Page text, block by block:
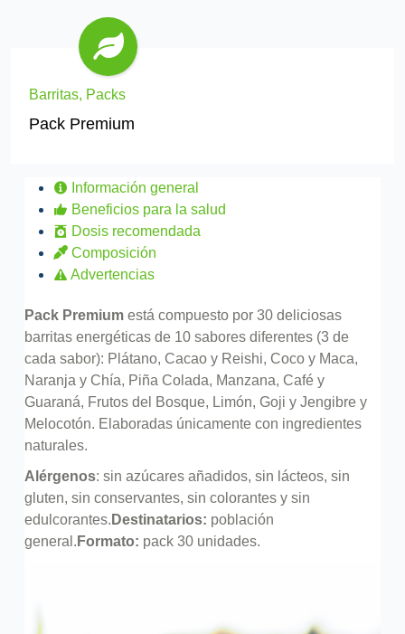
Barritas, Packs
Pack Premium
Información general
Beneficios para la salud
Dosis recomendada
Composición
Advertencias
Pack Premium está compuesto por 30 deliciosas
barritas energéticas de 10 sabores diferentes (3 de
cada sabor): Plátano, Cacao y Reishi, Coco y Maca,
Naranja y Chía, Piña Colada, Manzana, Café y
Guaraná, Frutos del Bosque, Limón, Goji y Jengibre y
Melocotón. Elaboradas únicamente con ingredientes
naturales.
Alérgenos: sin azúcares añadidos, sin lácteos, sin
gluten, sin conservantes, sin colorantes y sin
edulcorantes. Destinatarios: población
general. Formato: pack 30 unidades.